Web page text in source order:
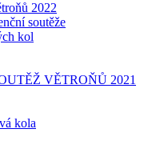
2022
soutěže
kol
VĚTROŇŮ 2021
kola